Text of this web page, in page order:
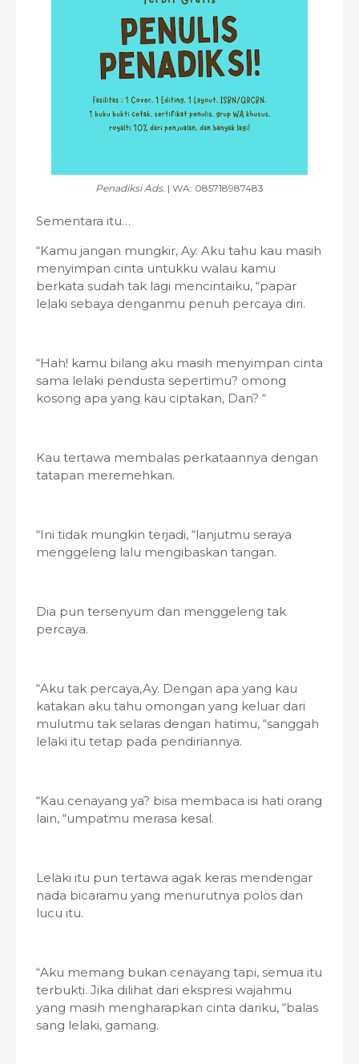
Penadiksi Ads. | WA: 085718987483
Sementara itu…
“Kamu jangan mungkir, Ay. Aku tahu kau masih
menyimpan cinta untukku walau kamu
berkata sudah tak lagi mencintaiku, “papar
lelaki sebaya denganmu penuh percaya diri.
“Hah! kamu bilang aku masih menyimpan cinta
sama lelaki pendusta sepertimu? omong
kosong apa yang kau ciptakan, Dan? “
Kau tertawa membalas perkataannya dengan
tatapan meremehkan.
“Ini tidak mungkin terjadi, “lanjutmu seraya
menggeleng lalu mengibaskan tangan.
Dia pun tersenyum dan menggeleng tak
percaya.
“Aku tak percaya,Ay. Dengan apa yang kau
katakan aku tahu omongan yang keluar dari
mulutmu tak selaras dengan hatimu, “sanggah
lelaki itu tetap pada pendiriannya.
“Kau cenayang ya? bisa membaca isi hati orang
lain, “umpatmu merasa kesal.
Lelaki itu pun tertawa agak keras mendengar
nada bicaramu yang menurutnya polos dan
lucu itu.
“Aku memang bukan cenayang tapi, semua itu
terbukti. Jika dilihat dari ekspresi wajahmu
yang masih mengharapkan cinta dariku, “balas
sang lelaki, gamang.